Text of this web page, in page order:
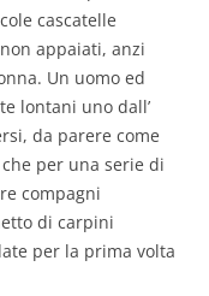
cascatelle
appaiati, anzi
Un uomo ed
lontani uno dall’
da parere come
per una serie di
compagni
di carpini
per la prima volta